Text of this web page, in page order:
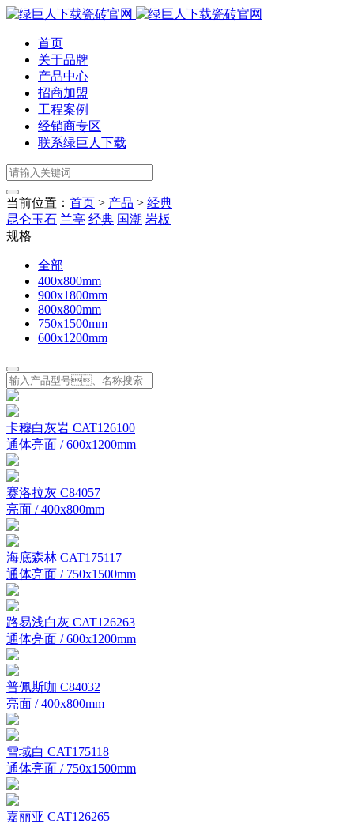
首页
关于品牌
产品中心
招商加盟
工程案例
经销商专区
联系绿巨人下载
当前位置： 首页 > 产品 > 经典
昆仑玉石 兰亭 经典 国潮 岩板
规格
全部
400x800mm
900x1800mm
800x800mm
750x1500mm
600x1200mm
卡穆白灰岩 CAT126100
通体亮面 / 600x1200mm
赛洛拉灰 C84057
亮面 / 400x800mm
海底森林 CAT175117
通体亮面 / 750x1500mm
路易浅白灰 CAT126263
通体亮面 / 600x1200mm
普佩斯咖 C84032
亮面 / 400x800mm
雪域白 CAT175118
通体亮面 / 750x1500mm
嘉丽亚 CAT126265